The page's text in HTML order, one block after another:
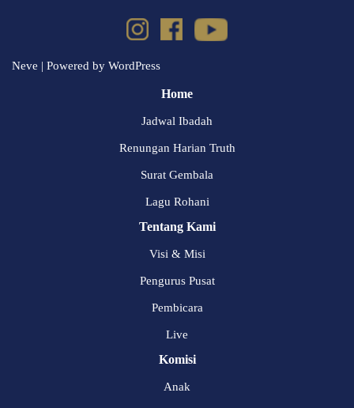
Neve | Powered by WordPress
Home
Jadwal Ibadah
Renungan Harian Truth
Surat Gembala
Lagu Rohani
Tentang Kami
Visi & Misi
Pengurus Pusat
Pembicara
Live
Komisi
Anak